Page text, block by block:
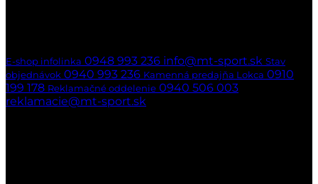
E-shop infolinka 0948 993 236 info@mt-sport.sk Stav
objednávok 0940 993 236 Kamenná predajňa Lokca 0910
199 178 Reklamačné oddelenie 0940 506 003
reklamacie@mt-sport.sk